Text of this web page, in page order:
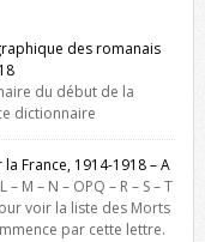
des romanais
du début de la
dictionnaire
Morts pour la
historique est
de
Triboulet, […]
France, 1914-1918 – A
– M – N – OPQ – R – S – T
voir la liste des Morts
par cette lettre.